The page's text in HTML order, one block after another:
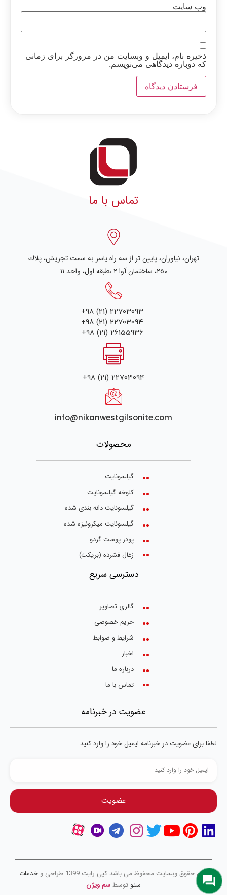
وب‌ سایت
ذخیره نام، ایمیل و وبسایت من در مرورگر برای زمانی
که دوباره دیدگاهی می‌نویسم.
تماس با ما
تهران، نياوران، پایین تر از سه راه یاسر به سمت تجریش، پلاك
٢٥٠، ساختمان آوا ۲ ،طبقه اول، واحد ۱۱
+98 (21) 22703093
+98 (21) 22703094
+98 (21) 26155936
+98 (21) 22703094
info@nikanwestgilsonite.com
محصولات
گیلسونایت
کلوخه گیلسونایت
گیلسونایت دانه بندی شده
گیلسونایت میکرونیزه شده
پودر پوست گردو
زغال فشرده (بریکت)
دسترسی سریع
گالری تصاویر
حریم خصوصی
شرایط و ضوابط
اخبار
درباره ما
تماس با ما
عضویت در خبرنامه
لطفا برای عضویت در خبرنامه ایمیل خود را وارد کنید.
عضویت
تمام حقوق وبسایت محفوظ می باشد کپی رایت 1399 طراحی و
خدمات
سئو توسطسم ویژن